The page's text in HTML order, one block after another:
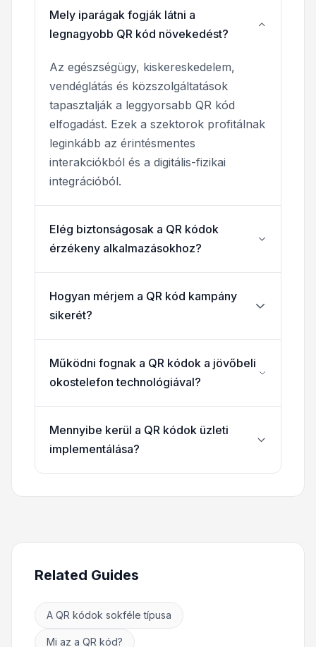
Mely iparágak fogják látni a
legnagyobb QR kód növekedést?
Az egészségügy, kiskereskedelem,
vendéglátás és közszolgáltatások
tapasztalják a leggyorsabb QR kód
elfogadást. Ezek a szektorok profitálnak
leginkább az érintésmentes
interakciókból és a digitális-fizikai
integrációból.
Elég biztonságosak a QR kódok
érzékeny alkalmazásokhoz?
Hogyan mérjem a QR kód kampány
sikerét?
Működni fognak a QR kódok a jövőbeli
okostelefon technológiával?
Mennyibe kerül a QR kódok üzleti
implementálása?
Related Guides
A QR kódok sokféle típusa
Mi az a QR kód?